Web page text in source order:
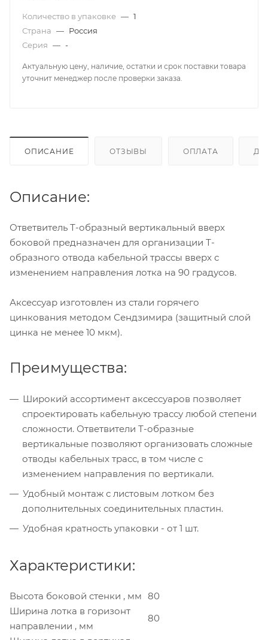
Количество в упаковке — 1
Страна — Россия
Серия — -
Актуальную цену, наличие, остатки и срок поставки товара
уточнит менеджер после проверки заказа.
ОПИСАНИЕ ОТЗЫВЫ ОПЛАТА
Описание:
Ответвитель Т-образный вертикальный вверх
боковой предназначен для организации Т-
образного отвода кабельной трассы вверх с
изменением направления лотка на 90 градусов.
Аксессуар изготовлен из стали горячего
цинкования методом Сендзимира (защитный слой
цинка не менее 10 мкм).
Преимущества:
Широкий ассортимент аксессуаров позволяет
спроектировать кабельную трассу любой степени
сложности. Ответвители Т-образные
вертикальные позволяют организовать сложные
отводы кабельных трасс, в том числе с
изменением направления по вертикали.
Удобный монтаж с листовым лотком без
дополнительных соединительных пластин.
Удобная кратность упаковки - от 1 шт.
Характеристики:
Высота боковой стенки , мм 80
Ширина лотка в горизонт
направлении , мм
80